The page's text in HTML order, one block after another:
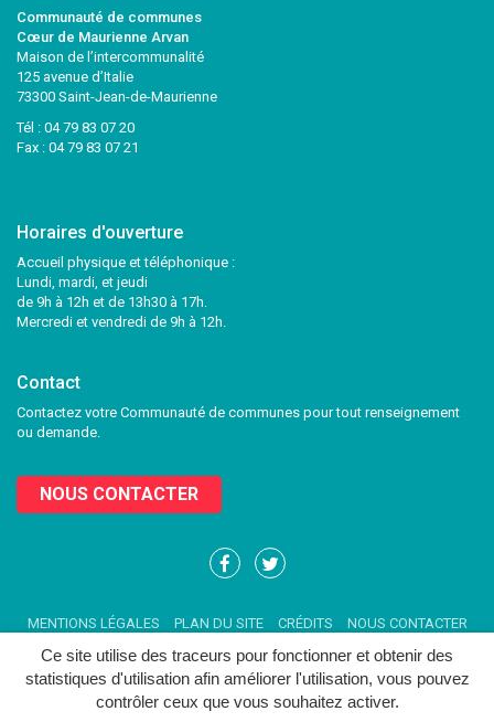
Ce site utilise des traceurs pour fonctionner et obtenir des
statistiques d'utilisation afin améliorer l'utilisation, vous pouvez
contrôler ceux que vous souhaitez activer.
Communauté de communes
Cœur de Maurienne Arvan
Maison de l’intercommunalité
125 avenue d’Italie
73300 Saint-Jean-de-Maurienne
Tél : 04 79 83 07 20
Fax : 04 79 83 07 21
Horaires d'ouverture
Accueil physique et téléphonique :
Lundi, mardi, et jeudi
de 9h à 12h et de 13h30 à 17h.
Mercredi et vendredi de 9h à 12h.
Contact
Contactez votre Communauté de communes pour tout renseignement
ou demande.
NOUS CONTACTER
Lien
compte
Facebook
Lien
compte
Twitter
MENTIONS LÉGALES PLAN DU SITE CRÉDITS NOUS CONTACTER